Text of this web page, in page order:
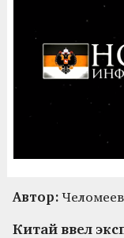
Автор:
Китай ввел